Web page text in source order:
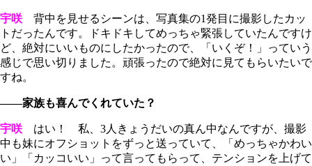
宇咲 背中を見せるシーンは、写真集の1発目に撮影したカッ
トだったんです。ドキドキしてめっちゃ緊張していたんですけ
ど、絶対にいいものにしたかったので、「いくぞ！」っていう
感じで思い切りました。頑張ったので絶対に見てもらいたいで
すね。
――家族も喜んでくれていた？
宇咲 はい！ 私、3人きょうだいの真ん中なんですが、撮影
中も妹にオフショットをずっと送っていて、「めっちゃかわい
い」「カッコいい」って言ってもらって、テンションを上げて